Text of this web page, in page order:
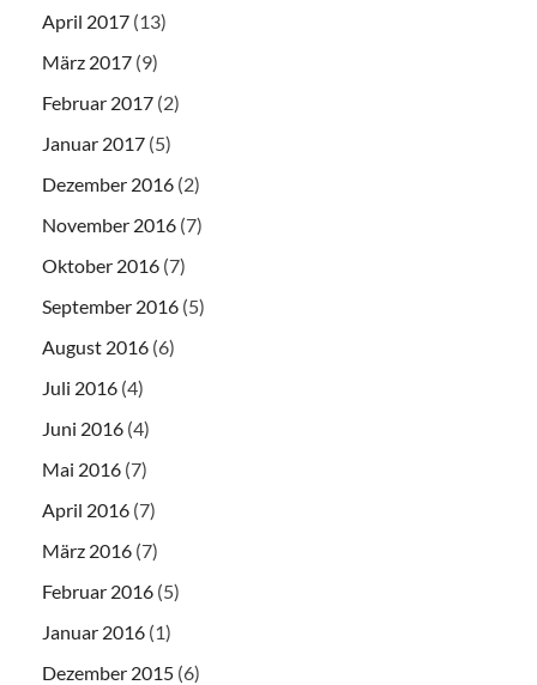
April 2017 (13)
März 2017 (9)
Februar 2017 (2)
Januar 2017 (5)
Dezember 2016 (2)
November 2016 (7)
Oktober 2016 (7)
September 2016 (5)
August 2016 (6)
Juli 2016 (4)
Juni 2016 (4)
Mai 2016 (7)
April 2016 (7)
März 2016 (7)
Februar 2016 (5)
Januar 2016 (1)
Dezember 2015 (6)